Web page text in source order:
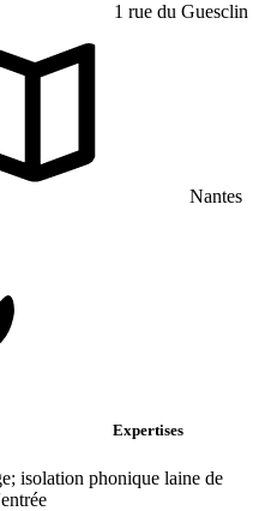
1 rue du Guesclin
Nantes
Expertises
isolation phonique laine de